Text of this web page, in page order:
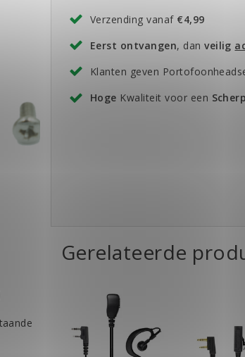
Verzending vanaf €4,99
Eerst ontvangen, danveilig
Klanten geven
Hoge Kwaliteit voor een
Gerelateerde